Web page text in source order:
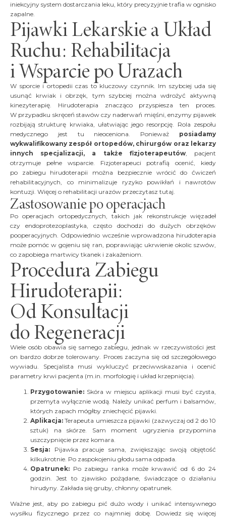
iniekcyjny system dostarczania leku, który precyzyjnie trafia w ognisko
zapalne.
Pijawki Lekarskie a Układ
Ruchu: Rehabilitacja
i Wsparcie po Urazach
W sporcie i ortopedii czas to kluczowy czynnik. Im szybciej uda się
usunąć krwiak i obrzęk, tym szybciej można wdrożyć aktywną
kinezyterapię. Hirudoterapia znacząco przyspiesza ten proces.
W przypadku skręceń stawów czy naderwań mięśni, enzymy pijawek
rozbijają strukturę krwiaka, ułatwiając jego resorpcję. Rola zespołu
medycznego jest tu nieoceniona. Ponieważ posiadamy
wykwalifikowany zespół ortopedów, chirurgów oraz lekarzy
innych specjalizacji, a także fizjoterapeutów, pacjent
otrzymuje pełne wsparcie. Fizjoterapeuci potrafią ocenić, kiedy
po zabiegu hirudoterapii można bezpiecznie wrócić do ćwiczeń
rehabilitacyjnych, co minimalizuje ryzyko powikłań i nawrotów
kontuzji. Więcej o rehabilitacji urazów przeczytasz tutaj.
Zastosowanie po operacjach
Po operacjach ortopedycznych, takich jak rekonstrukcje więzadeł
czy endoprotezoplastyka, często dochodzi do dużych obrzęków
pooperacyjnych. Odpowiednio wcześnie wprowadzona hirudoterapia
może pomóc w gojeniu się ran, poprawiając ukrwienie okolic szwów,
co zapobiega martwicy tkanek i zakażeniom.
Procedura Zabiegu
Hirudoterapii:
Od Konsultacji
do Regeneracji
Wiele osób obawia się samego zabiegu, jednak w rzeczywistości jest
on bardzo dobrze tolerowany. Proces zaczyna się od szczegółowego
wywiadu. Specjalista musi wykluczyć przeciwwskazania i ocenić
parametry krwi pacjenta (m.in. morfologię i układ krzepnięcia).
Przygotowanie: Skóra w miejscu aplikacji musi być czysta,
przemyta wyłącznie wodą. Należy unikać perfum i balsamów,
których zapach mógłby zniechęcić pijawki.
Aplikacja: Terapeuta umieszcza pijawki (zazwyczaj od 2 do 10
sztuk) na skórze. Sam moment ugryzienia przypomina
uszczypnięcie przez komara.
Sesja: Pijawka pracuje sama, zwiększając swoją objętość
kilkukrotnie. Po zaspokojeniu głodu sama odpada.
Opatrunek: Po zabiegu ranka może krwawić od 6 do 24
godzin. Jest to zjawisko pożądane, świadczące o działaniu
hirudyny. Zakłada się gruby, chłonny opatrunek.
Ważne jest, aby po zabiegu pić dużo wody i unikać intensywnego
wysiłku fizycznego przez co najmniej dobę. Dowiedz się więcej